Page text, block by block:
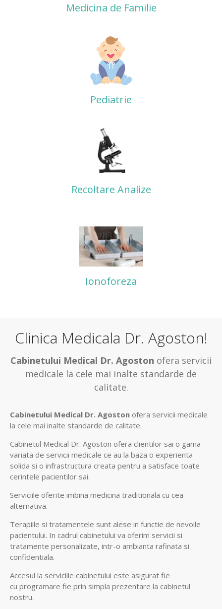
Medicina de Familie
Pediatrie
Recoltare Analize
Ionoforeza
Clinica Medicala Dr. Agoston!
Cabinetului Medical Dr. Agoston ofera servicii
medicale la cele mai inalte standarde de
calitate.
Cabinetului Medical Dr. Agoston ofera servicii medicale
la cele mai inalte standarde de calitate.
Cabinetul Medical Dr. Agoston ofera clientilor sai o gama
variata de servicii medicale ce au la baza o experienta
solida si o infrastructura creata pentru a satisface toate
cerintele pacientilor sai.
Serviciile oferite imbina medicina traditionala cu cea
alternativa.
Terapiile si tratamentele sunt alese in functie de nevoile
pacientului. In cadrul cabinetului va oferim servicii si
tratamente personalizate, intr-o ambianta rafinata si
confidentiala.
Accesul la serviciile cabinetului este asigurat fie
cu programare fie prin simpla prezentare la cabinetul
nostru.